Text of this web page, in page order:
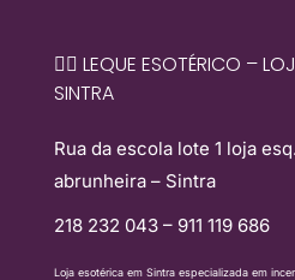
🧙‍♀️ LEQUE ESOTÉRICO –
SINTRA
Rua da escola lote 1 loja
abrunheira – Sintra
218 232 043 – 911 119 686
Loja esotérica em Sintra especializada em